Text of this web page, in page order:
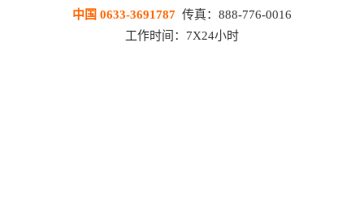
中国 0633-3691787 传真：888-776-0016
工作时间：7X24小时